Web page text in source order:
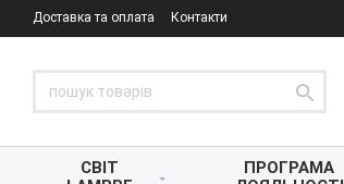
Доставка та оплата Контакти
СВІТ
ПРОГРАМА